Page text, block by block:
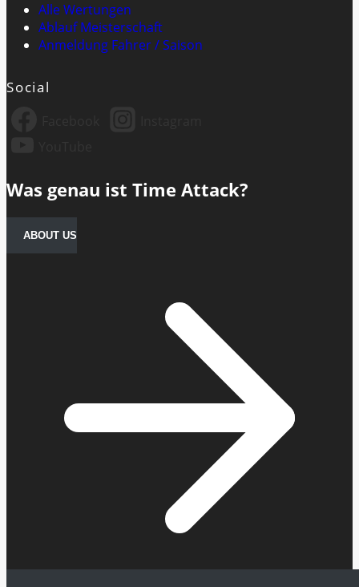
Alle Wertungen
Ablauf Meisterschaft
Anmeldung Fahrer / Saison
Social
Was genau ist Time Attack?
ABOUT US